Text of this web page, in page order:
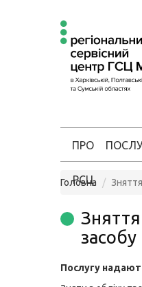
ПРО
РСЦ
Головна
засобу
Послугу